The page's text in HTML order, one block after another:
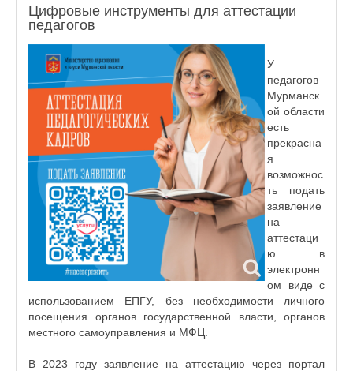
Цифровые инструменты для аттестации
педагогов
У
педагогов
Мурманск
ой области
есть
прекрасна
я
возможнос
ть подать
заявление
на
аттестаци
ю в
электронн
ом виде с
использованием ЕПГУ, без необходимости личного
посещения органов государственной власти, органов
местного самоуправления и МФЦ.
В 2023 году заявление на аттестацию через портал